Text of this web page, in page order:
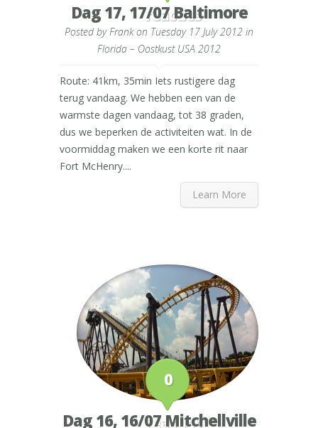
reacties
Dag 17, 17/07 Baltimore
Posted byFrankon Tuesday 17 July 2012 in
Florida – Oostkust USA 2012
Route: 41km, 35min Iets rustigere dag
terug vandaag. We hebben een van de
warmste dagen vandaag, tot 38 graden,
dus we beperken de activiteiten wat. In de
voormiddag maken we een korte rit naar
Fort McHenry....
Learn More
0
reacties
Dag 16, 16/07 Mitchellville